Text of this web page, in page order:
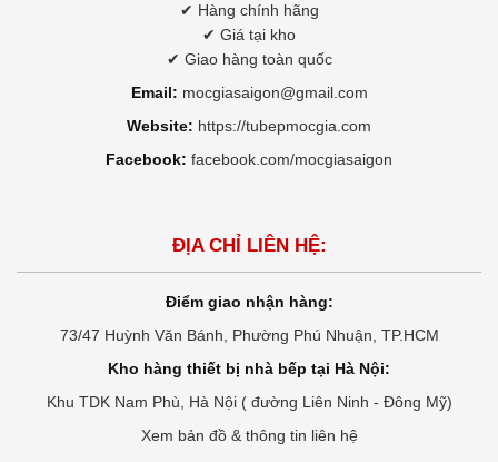
✔ Hàng chính hãng
✔ Giá tại kho
✔ Giao hàng toàn quốc
Email: mocgiasaigon@gmail.com
Website: https://tubepmocgia.com
Facebook: facebook.com/mocgiasaigon
ĐỊA CHỈ LIÊN HỆ:
Điểm giao nhận hàng:
73/47 Huỳnh Văn Bánh, Phường Phú Nhuận, TP.HCM
Kho hàng thiết bị nhà bếp tại Hà Nội:
Khu TDK Nam Phù, Hà Nội ( đường Liên Ninh - Đông Mỹ)
Xem bản đồ & thông tin liên hệ